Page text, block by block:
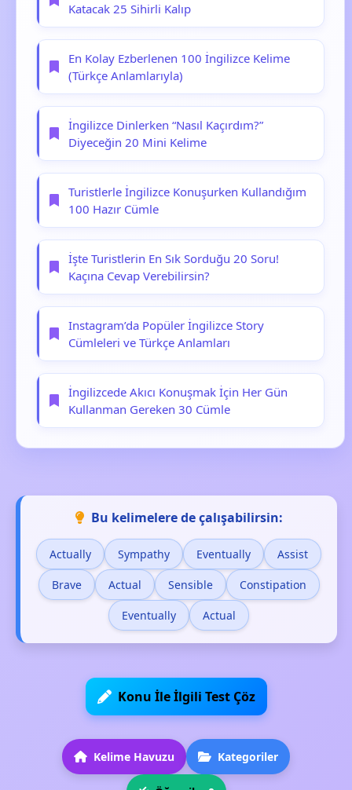
Katacak 25 Sihirli Kalıp
En Kolay Ezberlenen 100 İngilizce Kelime
(Türkçe Anlamlarıyla)
İngilizce Dinlerken “Nasıl Kaçırdım?”
Diyeceğin 20 Mini Kelime
Turistlerle İngilizce Konuşurken Kullandığım
100 Hazır Cümle
İşte Turistlerin En Sık Sorduğu 20 Soru!
Kaçına Cevap Verebilirsin?
Instagram’da Popüler İngilizce Story
Cümleleri ve Türkçe Anlamları
İngilizcede Akıcı Konuşmak İçin Her Gün
Kullanman Gereken 30 Cümle
Bu kelimelere de çalışabilirsin:
Actually Sympathy Eventually Assist
Brave Actual Sensible Constipation
Eventually Actual
Konu İle İlgili Test Çöz
Kelime Havuzu Kategoriler